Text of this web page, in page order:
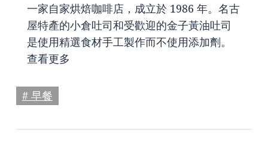
一家自家烘焙咖啡店，成立於 1986 年。名古
屋特產的小倉吐司和受歡迎的金子黃油吐司
是使用精選食材手工製作而不使用添加劑。
查看更多
# 早餐